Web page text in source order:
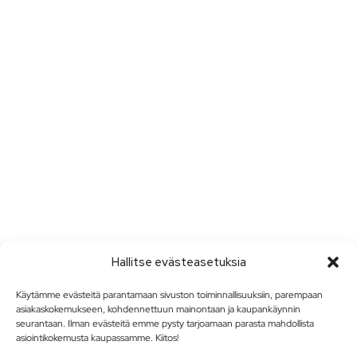
Hallitse evästeasetuksia
Käytämme evästeitä parantamaan sivuston toiminnallisuuksiin, parempaan
asiakaskokemukseen, kohdennettuun mainontaan ja kaupankäynnin
seurantaan. Ilman evästeitä emme pysty tarjoamaan parasta mahdollista
asiointikokemusta kaupassamme. Kiitos!